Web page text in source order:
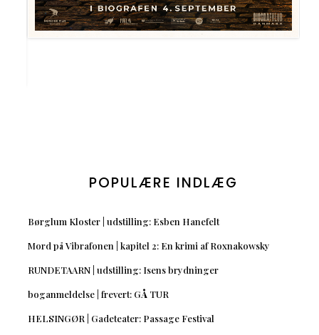
POPULÆRE INDLÆG
Børglum Kloster | udstilling: Esben Hanefelt
Mord på Vibrafonen | kapitel 2: En krimi af Roxnakowsky
RUNDETAARN | udstilling: Isens brydninger
boganmeldelse | frevert: GÅ TUR
HELSINGØR | Gadeteater: Passage Festival